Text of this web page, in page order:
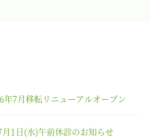
年7月移転リニューアルオープン
月1日(水)午前休診のお知らせ